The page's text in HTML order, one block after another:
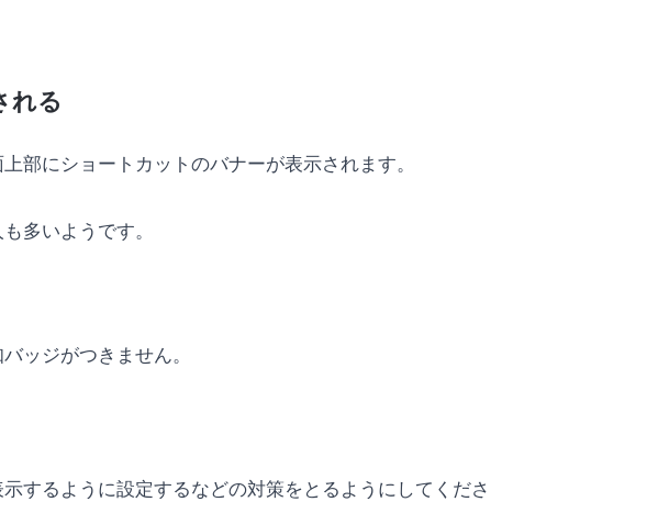
れる
部にショートカットのバナーが表示されます。
多いようです。
ッジがつきません。
するように設定するなどの対策をとるようにしてくださ